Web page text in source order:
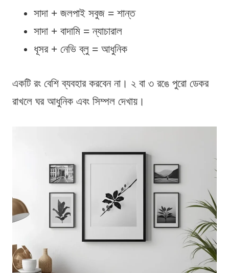
সাদা + জলপাই সবুজ = শান্ত
সাদা + বাদামি = ন্যাচারাল
ধূসর + নেভি ব্লু = আধুনিক
একটি রং বেশি ব্যবহার করবেন না। ২ বা ৩ রঙে পুরো ডেকর
রাখলে ঘর আধুনিক এবং সিম্পল দেখায়।